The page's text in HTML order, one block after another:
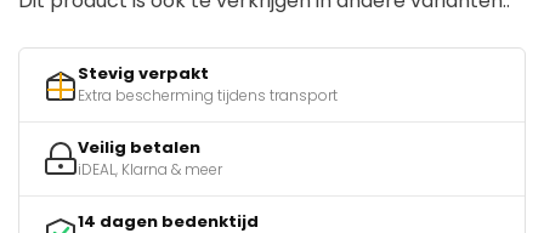
Stevig verpakt
Extra bescherming tijdens transport
Veilig betalen
iDEAL, Klarna & meer
14 dagen bedenktijd